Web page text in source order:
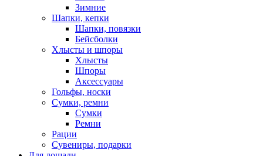
Зимние
Шапки, кепки
Шапки, повязки
Бейсболки
Хлысты и шпоры
Хлысты
Шпоры
Аксессуары
Гольфы, носки
Сумки, ремни
Сумки
Ремни
Рации
Сувениры, подарки